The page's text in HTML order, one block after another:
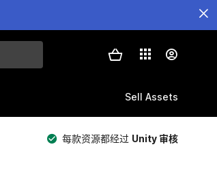
Sell Assets
每款资源都经过 Unity 审核